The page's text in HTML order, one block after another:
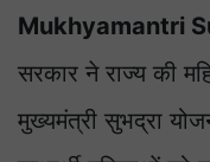
Mukhyamantri
सरकार ने राज्य की
मुख्यमंत्री सुभद्रा